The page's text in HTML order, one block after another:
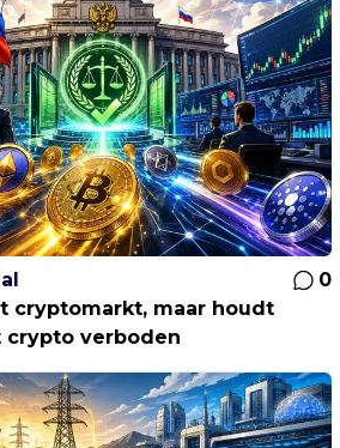
0
cryptomarkt, maar houdt
crypto verboden